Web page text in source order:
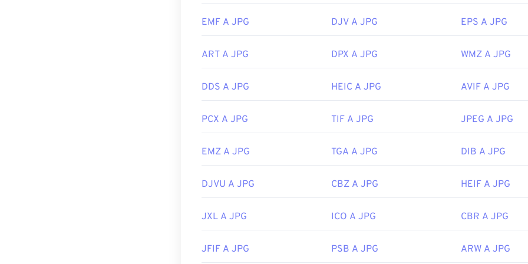
Sviluppato da:
Joint Photographic Experts Group
Utilizza il nostro
Selettore coloriper scegliere i colori dalle immagini
EMF A JPG DJV A JPG EPS A JPG
ART A JPG DPX A JPG WMZ A JPG
DDS A JPG HEIC A JPG AVIF A JPG
PCX A JPG TIF A JPG JPEG A JPG
EMZ A JPG TGA A JPG DIB A JPG
DJVU A JPG CBZ A JPG HEIF A JPG
JXL A JPG ICO A JPG CBR A JPG
JFIF A JPG PSB A JPG ARW A JPG